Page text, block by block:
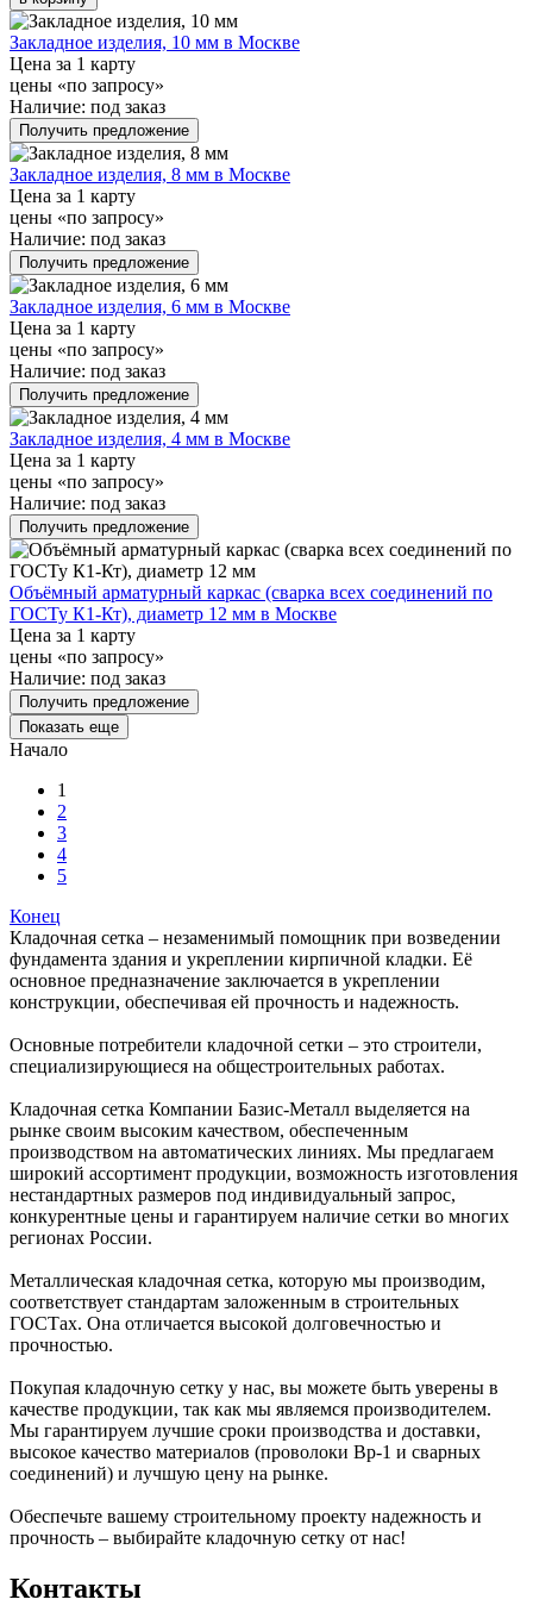
Закладное изделия, 10 мм в Москве
Цена за 1 карту
цены «по запросу»
Наличие: под заказ
Получить предложение
Закладное изделия, 8 мм в Москве
Цена за 1 карту
цены «по запросу»
Наличие: под заказ
Получить предложение
Закладное изделия, 6 мм в Москве
Цена за 1 карту
цены «по запросу»
Наличие: под заказ
Получить предложение
Закладное изделия, 4 мм в Москве
Цена за 1 карту
цены «по запросу»
Наличие: под заказ
Получить предложение
Объёмный арматурный каркас (сварка всех соединений по
ГОСТу К1-Кт), диаметр 12 мм в Москве
Цена за 1 карту
цены «по запросу»
Наличие: под заказ
Получить предложение
Показать еще
Начало
1
2
3
4
5
Конец
Кладочная сетка – незаменимый помощник при возведении
фундамента здания и укреплении кирпичной кладки. Её
основное предназначение заключается в укреплении
конструкции, обеспечивая ей прочность и надежность.
Основные потребители кладочной сетки – это строители,
специализирующиеся на общестроительных работах.
Кладочная сетка Компании Базис-Металл выделяется на
рынке своим высоким качеством, обеспеченным
производством на автоматических линиях. Мы предлагаем
широкий ассортимент продукции, возможность изготовления
нестандартных размеров под индивидуальный запрос,
конкурентные цены и гарантируем наличие сетки во многих
регионах России.
Металлическая кладочная сетка, которую мы производим,
соответствует стандартам заложенным в строительных
ГОСТах. Она отличается высокой долговечностью и
прочностью.
Покупая кладочную сетку у нас, вы можете быть уверены в
качестве продукции, так как мы являемся производителем.
Мы гарантируем лучшие сроки производства и доставки,
высокое качество материалов (проволоки Вр-1 и сварных
соединений) и лучшую цену на рынке.
Обеспечьте вашему строительному проекту надежность и
прочность – выбирайте кладочную сетку от нас!
Контакты